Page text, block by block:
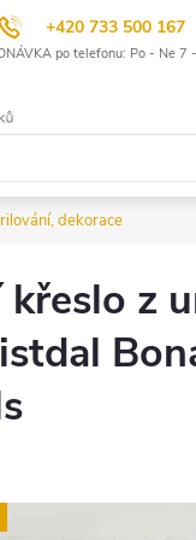
+420 733 500 167
po telefonu: Po - Ne 7
dekorace
z